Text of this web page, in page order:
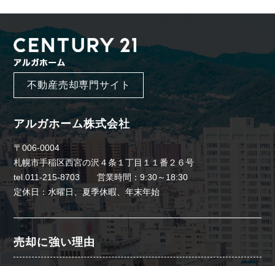
不動産売却専門サイト
アルガホーム株式会社
〒006-0004
札幌市手稲区西宮の沢４条１丁目１１番２６号
tel.011-215-8703 営業時間：9:30～18:30
定休日：水曜日、夏季休暇、年末年始
売却に強い理由